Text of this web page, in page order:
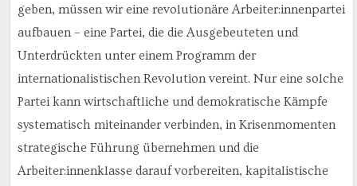
geben, müssen wir eine revolutionäre Arbeiter:innenpartei
aufbauen – eine Partei, die die Ausgebeuteten und
Unterdrückten unter einem Programm der
internationalistischen Revolution vereint. Nur eine solche
Partei kann wirtschaftliche und demokratische Kämpfe
systematisch miteinander verbinden, in Krisenmomenten
strategische Führung übernehmen und die
Arbeiter:innenklasse darauf vorbereiten, kapitalistische